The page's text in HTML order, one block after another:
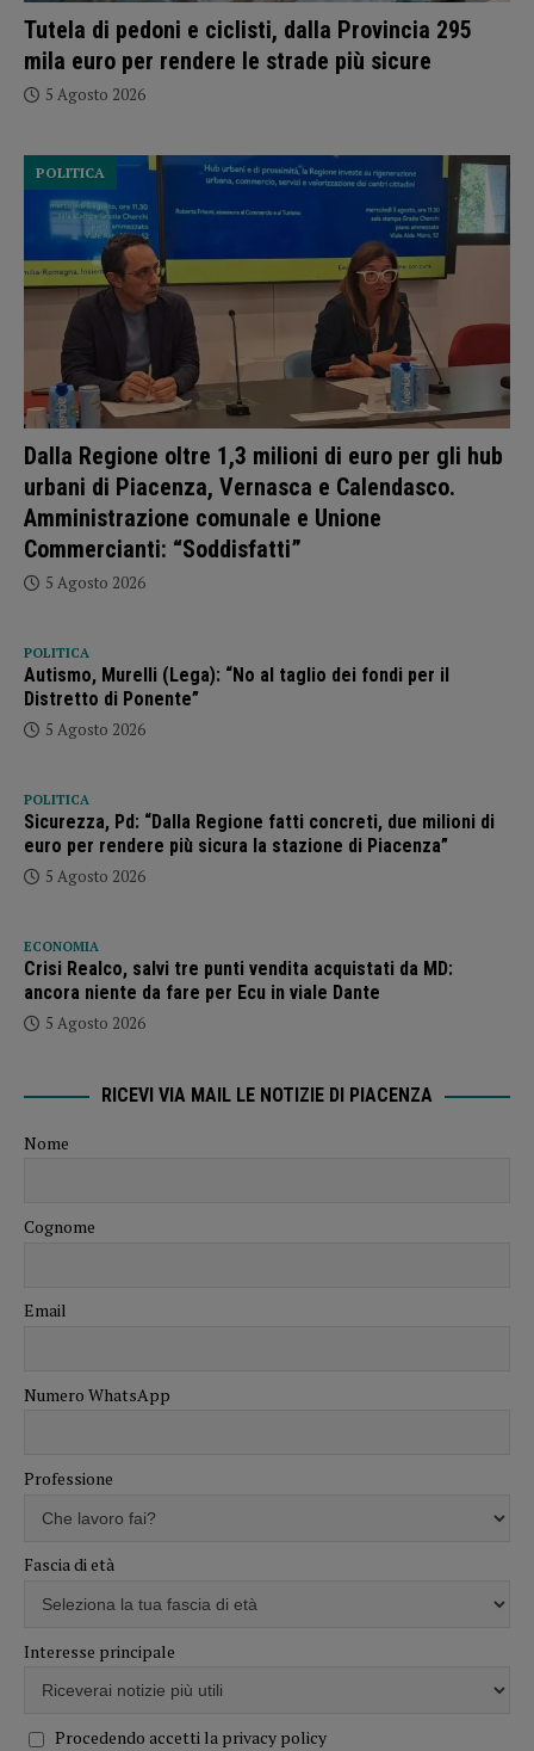
Tutela di pedoni e ciclisti, dalla Provincia 295
mila euro per rendere le strade più sicure
5 Agosto 2026
Dalla Regione oltre 1,3 milioni di euro per gli hub
urbani di Piacenza, Vernasca e Calendasco.
Amministrazione comunale e Unione
Commercianti: “Soddisfatti”
POLITICA
5 Agosto 2026
POLITICA
Autismo, Murelli (Lega): “No al taglio dei fondi per il
Distretto di Ponente”
5 Agosto 2026
POLITICA
Sicurezza, Pd: “Dalla Regione fatti concreti, due milioni di
euro per rendere più sicura la stazione di Piacenza”
5 Agosto 2026
ECONOMIA
Crisi Realco, salvi tre punti vendita acquistati da MD:
ancora niente da fare per Ecu in viale Dante
5 Agosto 2026
RICEVI VIA MAIL LE NOTIZIE DI PIACENZA
Nome
Cognome
Email
Numero WhatsApp
Professione
Fascia di età
Interesse principale
Procedendo accetti la privacy policy